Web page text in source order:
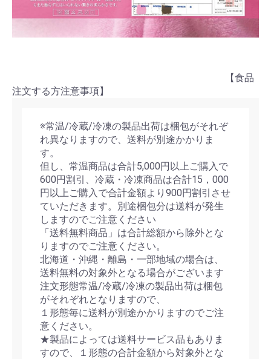
【食品
注文する方注意事項】
※常温/冷蔵/冷凍の製品出荷は梱包がそれぞ
れ異なりますので、送料が別途かかりま
す。
但し、常温商品は合計5,000円以上ご購入で
600円割引、冷蔵・冷凍商品は合計15，000
円以上ご購入で合計金額より900円割引させ
ていただきます。別途梱包分は送料が発生
しますのでご注意ください
「送料無料商品」は合計総額から除外とな
りますのでご注意ください。
北海道・沖縄・離島・一部地域の場合は、
送料無料の対象外となる場合がございます
注文形態常温/冷蔵/冷凍の製品出荷は梱包
がそれぞれとなりますので、
１形態毎に送料が別途かかりますのでご注
意ください。
★製品によっては送料サービス品もありま
すので、１形態の合計金額から対象外とな